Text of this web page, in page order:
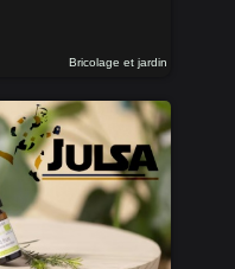
Bricolage et jardin